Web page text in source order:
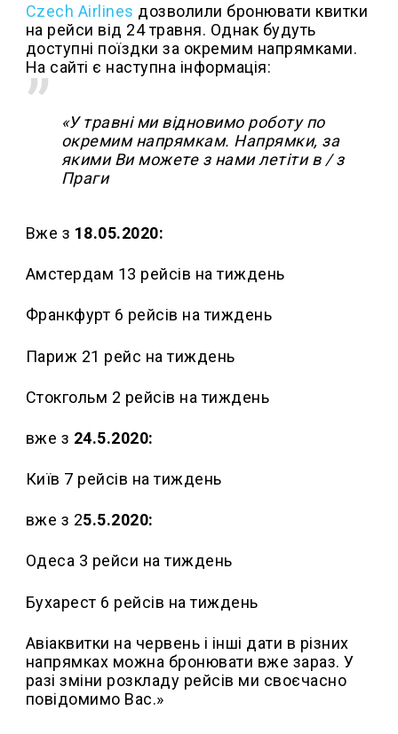
Czech Airlines дозволили бронювати квитки
на рейси від 24 травня. Однак будуть
доступні поїздки за окремим напрямками.
На сайті є наступна інформація:
«У травні ми відновимо роботу по
окремим напрямкам. Напрямки, за
якими Ви можете з нами летіти в / з
Праги
Вже з 18.05.2020:
Амстердам 13 рейсів на тиждень
Франкфурт 6 рейсів на тиждень
Париж 21 рейс на тиждень
Стокгольм 2 рейсів на тиждень
вже з 24.5.2020:
Київ 7 рейсів на тиждень
вже з 25.5.2020:
Одеса 3 рейси на тиждень
Бухарест 6 рейсів на тиждень
Авіаквитки на червень і інші дати в різних
напрямках можна бронювати вже зараз. У
разі зміни розкладу рейсів ми своєчасно
повідомимо Вас.»